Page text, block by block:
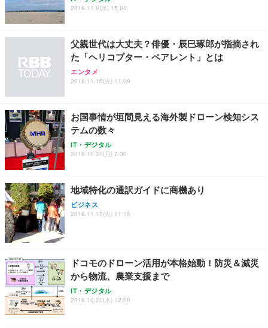
ス圧無段階昇降 360度回転 キャスター付き コンパク
グモニター QD 24.5インチ 1ms FHD 量子ドット 残
ュラー 200枚入【Amazon.co.jp限定】
2016.11.9(水) 15:00
父親世代は大丈夫？俳優・辰巳琢郎が指摘され
た「ヘリコプター・ペアレント」とは
エンタメ
2016.11.15(火) 11:09
お国事情が垣間見える海外製ドローン検知シス
テムの数々
IT・デジタル
2016.10.31(月) 7:00
地域特化の通訳ガイドに商機あり
ビジネス
2016.11.15(火) 11:15
ドコモのドローン活用が本格始動！防災＆減災
から物流、農業支援まで
IT・デジタル
2016.10.20(木) 12:00